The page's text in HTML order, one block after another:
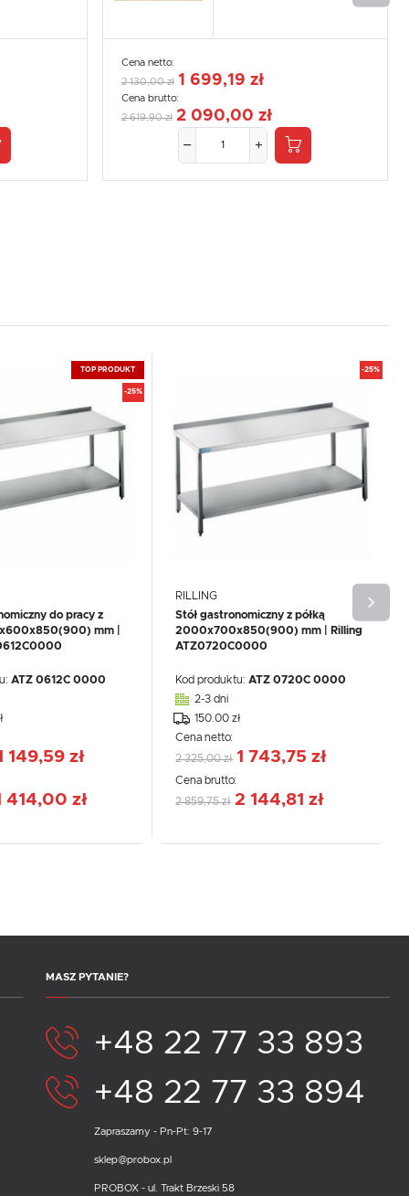
Cena netto:
2 130,00 zł 1 699,19 zł
Cena brutto:
2 619,90 zł 2 090,00 zł
TOP PRODUKT
-25%
do pracy z
mm |
ATZ 0612C 0000
149,59 zł
414,00 zł
-25%
RILLING
Stół gastronomiczny z półką
2000x700x850(900) mm | Rilling
ATZ0720C0000
Kod produktu:ATZ 0720C 0000
2-3 dni
150.00 zł
Cena netto:
2 325,00 zł 1 743,75 zł
Cena brutto:
2 859,75 zł 2 144,81 zł
MASZ PYTANIE?
+48 22 77 33 893
+48 22 77 33 894
Zapraszamy - Pn-Pt: 9-17
sklep@probox.pl
PROBOX - ul. Trakt Brzeski 58